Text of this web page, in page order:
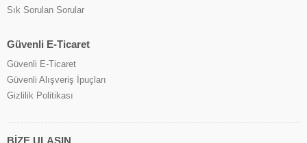
Sık Sorulan Sorular
Güvenli E-Ticaret
Güvenli E-Ticaret
Güvenli Alışveriş İpuçları
Gizlilik Politikası
BİZE ULAŞIN